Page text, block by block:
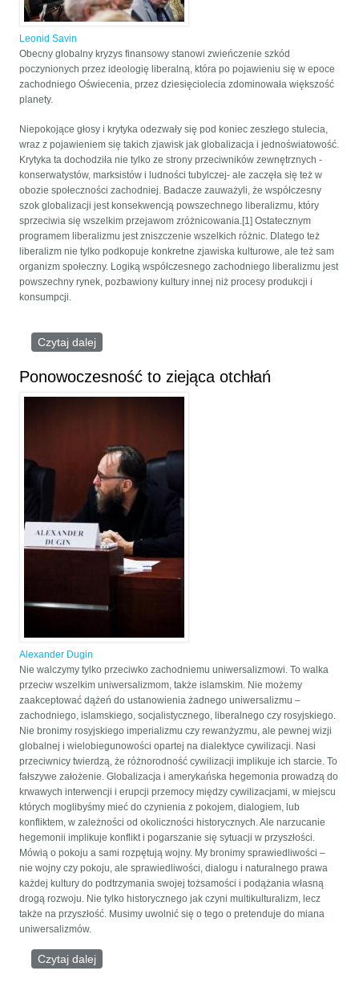
Leonid Savin
Obecny globalny kryzys finansowy stanowi zwieńczenie szkód
poczynionych przez ideologię liberalną, która po pojawieniu się w epoce
zachodniego Oświecenia, przez dziesięciolecia zdominowała większość
planety.
Niepokojące głosy i krytyka odezwały się pod koniec zeszłego stulecia,
wraz z pojawieniem się takich zjawisk jak globalizacja i jednoświatowość.
Krytyka ta dochodziła nie tylko ze strony przeciwników zewnętrznych -
konserwatystów, marksistów i ludności tubylczej- ale zaczęła się też w
obozie społeczności zachodniej. Badacze zauważyli, że współczesny
szok globalizacji jest konsekwencją powszechnego liberalizmu, który
sprzeciwia się wszelkim przejawom zróżnicowania.[1] Ostatecznym
programem liberalizmu jest zniszczenie wszelkich różnic. Dlatego też
liberalizm nie tylko podkopuje konkretne zjawiska kulturowe, ale też sam
organizm społeczny. Logiką współczesnego zachodniego liberalizmu jest
powszechny rynek, pozbawiony kultury innej niż procesy produkcji i
konsumpcji.
Czytaj dalej
Ponowoczesność to ziejąca otchłań
Alexander Dugin
Nie walczymy tylko przeciwko zachodniemu uniwersalizmowi. To walka
przeciw wszelkim uniwersalizmom, także islamskim. Nie możemy
zaakceptować dążeń do ustanowienia żadnego uniwersalizmu –
zachodniego, islamskiego, socjalistycznego, liberalnego czy rosyjskiego.
Nie bronimy rosyjskiego imperializmu czy rewanżyzmu, ale pewnej wizji
globalnej i wielobiegunowości opartej na dialektyce cywilizacji. Nasi
przeciwnicy twierdzą, że różnorodność cywilizacji implikuje ich starcie. To
fałszywe założenie. Globalizacja i amerykańska hegemonia prowadzą do
krwawych interwencji i erupcji przemocy między cywilizacjami, w miejscu
których moglibyśmy mieć do czynienia z pokojem, dialogiem, lub
konfliktem, w zależności od okoliczności historycznych. Ale narzucanie
hegemonii implikuje konflikt i pogarszanie się sytuacji w przyszłości.
Mówią o pokoju a sami rozpętują wojny. My bronimy sprawiedliwości –
nie wojny czy pokoju, ale sprawiedliwości, dialogu i naturalnego prawa
każdej kultury do podtrzymania swojej tożsamości i podążania własną
drogą rozwoju. Nie tylko historycznego jak czyni multikulturalizm, lecz
także na przyszłość. Musimy uwolnić się o tego o pretenduje do miana
uniwersalizmów.
Czytaj dalej